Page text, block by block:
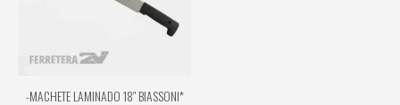
-MACHETE LAMINADO 18″ BIASSONI*